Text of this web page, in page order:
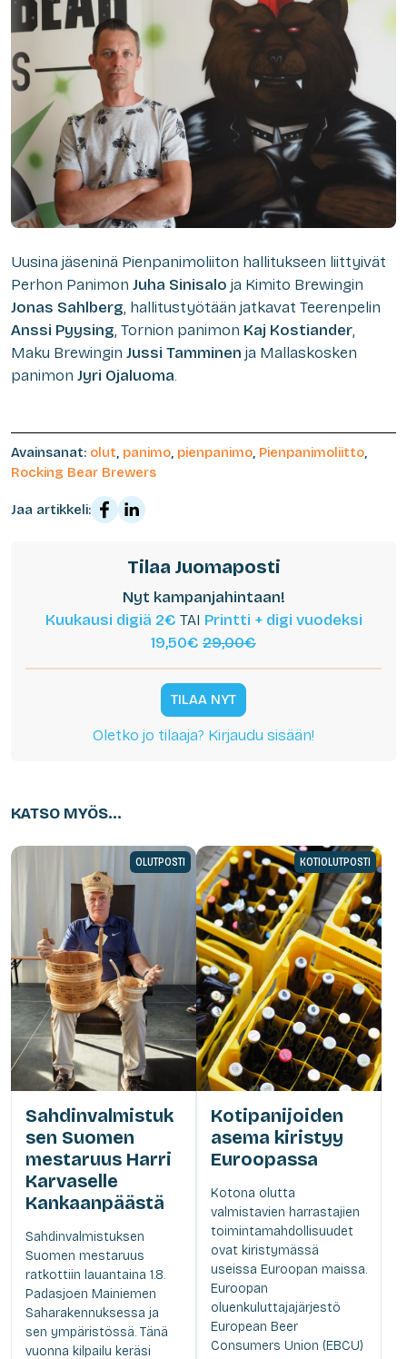
Uusina jäseninä Pienpanimoliiton hallitukseen liittyivät
Perhon Panimon Juha Sinisalo ja Kimito Brewingin
Jonas Sahlberg, hallitustyötään jatkavat Teerenpelin
Anssi Pyysing, Tornion panimon Kaj Kostiander,
Maku Brewingin Jussi Tamminen ja Mallaskosken
panimon Jyri Ojaluoma.
Avainsanat: olut, panimo, pienpanimo, Pienpanimoliitto,
Rocking Bear Brewers
Jaa artikkeli:
Tilaa Juomaposti
Nyt kampanjahintaan!
Kuukausi digiä 2€ TAI Printti + digi vuodeksi
19,50€ 29,00€
TILAA NYT
Oletko jo tilaaja? Kirjaudu sisään!
KATSO MYÖS...
OLUTPOSTI
Sahdinvalmistuk
sen Suomen
mestaruus Harri
Karvaselle
Kankaanpäästä
Sahdinvalmistuksen
Suomen mestaruus
ratkottiin lauantaina 1.8.
Padasjoen Mainiemen
Saharakennuksessa ja
sen ympäristössä. Tänä
vuonna kilpailu keräsi
KOTIOLUTPOSTI
Kotipanijoiden
asema kiristyy
Euroopassa
Kotona olutta
valmistavien harrastajien
toimintamahdollisuudet
ovat kiristymässä
useissa Euroopan maissa.
Euroopan
oluenkuluttajajärjestö
European Beer
Consumers Union (EBCU)